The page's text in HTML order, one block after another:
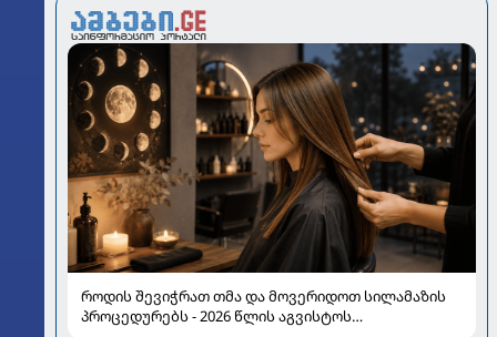
როდის შევიჭრათ თმა და მოვერიდოთ სილამაზის
პროცედურებს - 2026 წლის აგვისტოს